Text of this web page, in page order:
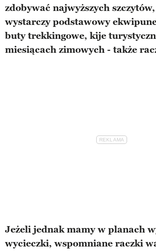
zdobywać najwyższych
wystarczy podstawowy
buty trekkingowe, kije
miesiącach zimowych - także
Jeżeli jednak mamy w planach
wycieczki, wspomniane raczki